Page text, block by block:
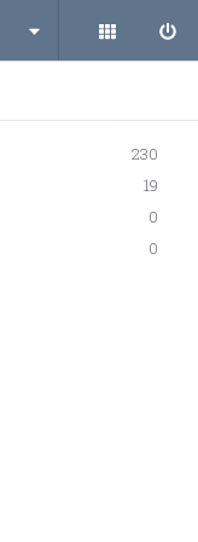
230
19
0
0